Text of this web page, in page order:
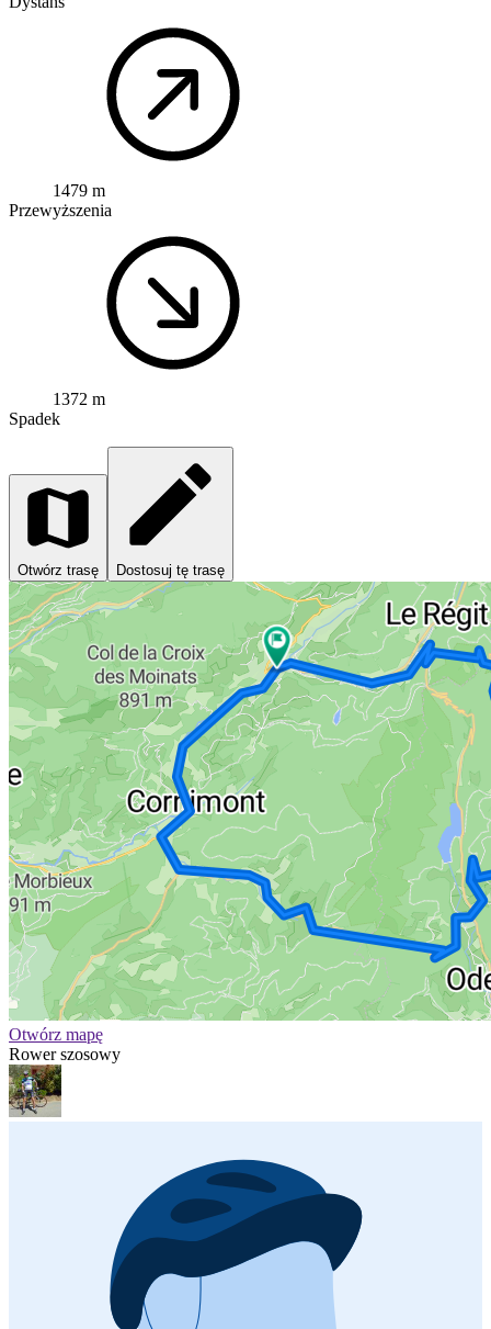
1479 m
Przewyższenia
1372 m
Spadek
Otwórz trasę Dostosuj tę trasę
Otwórz mapę
Rower szosowy